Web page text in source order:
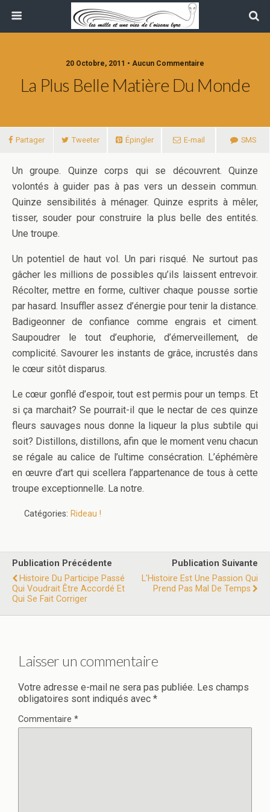
20 Octobre, 2011 • Aucun Commentaire
La Plus Belle Matière Du Monde
Partager Tweeter Épingler E-mail SMS
Un groupe. Quinze corps qui se découvrent. Quinze
volontés à guider pas à pas vers un dessein commun.
Quinze sensibilités à ménager. Quinze esprits à mêler,
tisser, souder pour construire la plus belle des entités.
Une troupe.
Un potentiel de haut vol. Un pari risqué. Ne surtout pas
gâcher les millions de possibles qu’ils laissent entrevoir.
Récolter, mettre en forme, cultiver chaque pousse sortie
par hasard. Insuffler assez d’énergie pour tenir la distance.
Badigeonner de confiance comme engrais et ciment.
Saupoudrer le tout d’euphorie, d’émerveillement, de
complicité. Savourer les instants de grâce, incrustés dans
le cœur sitôt disparus.
Le cœur gonflé d’espoir, tout est permis pour un temps. Et
si ça marchait? Se pourrait-il que le nectar de ces quinze
fleurs sauvages nous donne la liqueur la plus subtile qui
soit? Distillons, distillons, afin que le moment venu chacun
se régale au calice de l’ultime consécration. L’éphémère
en œuvre d’art qui scellera l’appartenance de tous à cette
troupe exceptionnelle. La notre.
Catégories: Rideau !
Publication Précédente
Histoire Du Participe Passé
Qui Voudrait Être Accordé Et
Qui Se Fait Corriger
Publication Suivante
L'Histoire Est Une Passion Qui
Prend Pas Mal De Temps
Laisser un commentaire
Votre adresse e-mail ne sera pas publiée. Les champs
obligatoires sont indiqués avec *
Commentaire *